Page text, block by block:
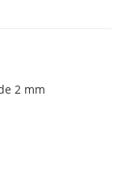
2 mm